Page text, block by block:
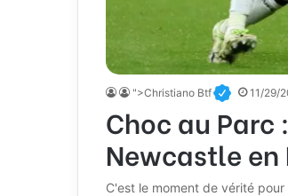
">Christiano Btf 11/29/
Choc au Parc
Newcastle en
C'est le moment de vérité